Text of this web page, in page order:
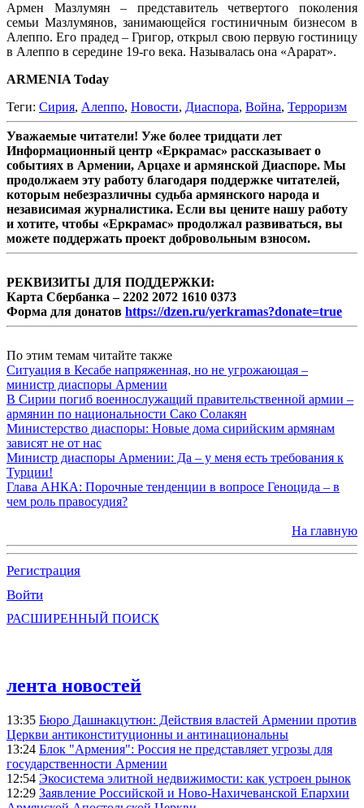
Армен Мазлумян – представитель четвертого поколения
семьи Мазлумянов, занимающейся гостиничным бизнесом в
Алеппо. Его прадед – Григор, открыл свою первую гостиницу
в Алеппо в середине 19-го века. Называлась она «Арарат».
ARMENIA Today
Теги: Сирия, Алеппо, Новости, Диаспора, Война, Терроризм
Уважаемые читатели! Уже более тридцати лет
Информационный центр «Еркрамас» рассказывает о
событиях в Армении, Арцахе и армянской Диаспоре. Мы
продолжаем эту работу благодаря поддержке читателей,
которым небезразличны судьба армянского народа и
независимая журналистика. Если вы цените нашу работу
и хотите, чтобы «Еркрамас» продолжал развиваться, вы
можете поддержать проект добровольным взносом.
РЕКВИЗИТЫ ДЛЯ ПОДДЕРЖКИ:
Карта Сбербанка – 2202 2072 1610 0373
Форма для донатов https://dzen.ru/yerkramas?donate=true
По этим темам читайте также
Ситуация в Кесабе напряженная, но не угрожающая –
министр диаспоры Армении
В Сирии погиб военнослужащий правительственной армии –
армянин по национальности Сако Солакян
Министерство диаспоры: Новые дома сирийским армянам
зависят не от нас
Министр диаспоры Армении: Да – у меня есть требования к
Турции!
Глава АНКА: Порочные тенденции в вопросе Геноцида – в
чем роль правосудия?
На главную
Регистрация
Войти
РАСШИРЕННЫЙ ПОИСК
лента новостей
13:35 Бюро Дашнакцутюн: Действия властей Армении против
Церкви антиконституционны и антинациональны
13:24 Блок "Армения": Россия не представляет угрозы для
государственности Армении
12:54 Экосистема элитной недвижимости: как устроен рынок
12:29 Заявление Российской и Ново-Нахичеванской Епархии